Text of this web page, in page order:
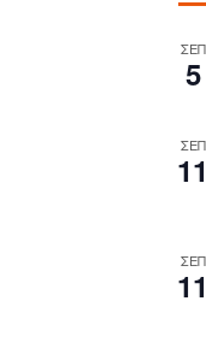
ΣΕΠ
5
ΣΕΠ
11
ΣΕΠ
11